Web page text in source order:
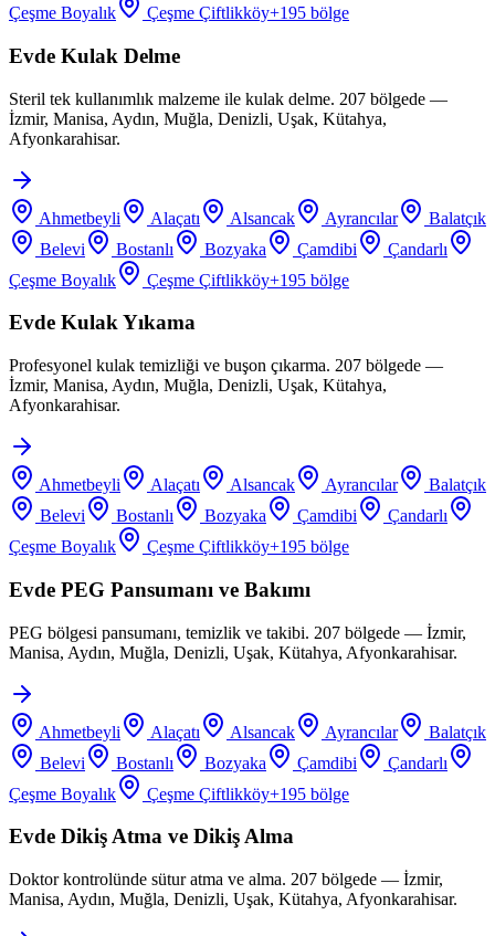
Çeşme Boyalık
Çeşme Çiftlikköy+195 bölge
Evde Kulak Delme
Steril tek kullanımlık malzeme ile kulak delme. 207 bölgede —
İzmir, Manisa, Aydın, Muğla, Denizli, Uşak, Kütahya,
Afyonkarahisar.
Ahmetbeyli Alaçatı Alsancak Ayrancılar
Balatçık
Belevi
Bostanlı Bozyaka Çamdibi
Çandarlı
Çeşme Boyalık
Çeşme Çiftlikköy+195 bölge
Evde Kulak Yıkama
Profesyonel kulak temizliği ve buşon çıkarma. 207 bölgede —
İzmir, Manisa, Aydın, Muğla, Denizli, Uşak, Kütahya,
Afyonkarahisar.
Ahmetbeyli Alaçatı Alsancak Ayrancılar
Balatçık
Belevi
Bostanlı Bozyaka Çamdibi
Çandarlı
Çeşme Boyalık
Çeşme Çiftlikköy+195 bölge
Evde PEG Pansumanı ve Bakımı
PEG bölgesi pansumanı, temizlik ve takibi. 207 bölgede — İzmir,
Manisa, Aydın, Muğla, Denizli, Uşak, Kütahya, Afyonkarahisar.
Ahmetbeyli Alaçatı Alsancak Ayrancılar
Balatçık
Belevi
Bostanlı Bozyaka Çamdibi
Çandarlı
Çeşme Boyalık
Çeşme Çiftlikköy+195 bölge
Evde Dikiş Atma ve Dikiş Alma
Doktor kontrolünde sütur atma ve alma. 207 bölgede — İzmir,
Manisa, Aydın, Muğla, Denizli, Uşak, Kütahya, Afyonkarahisar.